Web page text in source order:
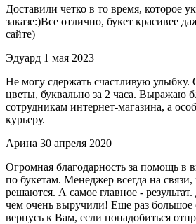
Доставили четко в то время, которое
заказе:)Все отлично, букет красивее
сайте)
Эдуард 1 мая 2023
Не могу сдержать счастливую улыбку.
цветы, буквально за 2 часа. Выражаю
сотрудникам интернет-магазина, а
курьеру.
Арина 30 апреля 2020
Огромная благодарность за помощь в
по букетам. Менеджер всегда на
решаются. А самое главное -
чем очень выручили! Еще раз большое
вернусь к Вам, если понадобиться